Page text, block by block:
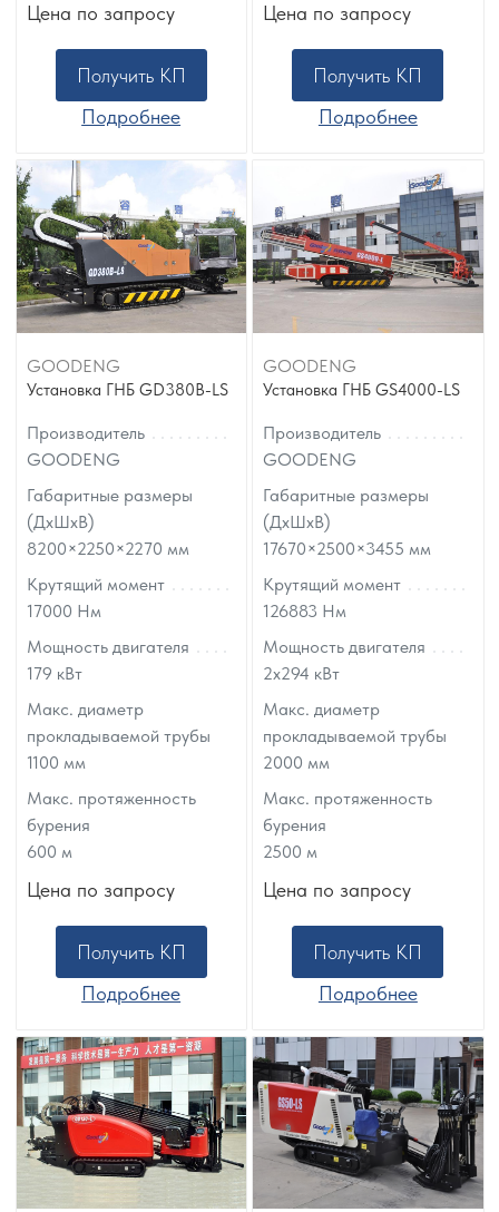
Цена по запросу
Получить КП
Подробнее
Цена по запросу
Получить КП
Подробнее
GOODENG
Установка ГНБ GD380B-LS
Производитель
GOODENG
Габаритные размеры
(ДхШхВ)
8200×2250×2270 мм
Крутящий момент
17000 Нм
Мощность двигателя
179 кВт
Макс. диаметр
прокладываемой трубы
1100 мм
Макс. протяженность
бурения
600 м
Цена по запросу
Получить КП
Подробнее
GOODENG
Установка ГНБ GS4000-LS
Производитель
GOODENG
Габаритные размеры
(ДхШхВ)
17670×2500×3455 мм
Крутящий момент
126883 Нм
Мощность двигателя
2x294 кВт
Макс. диаметр
прокладываемой трубы
2000мм
Макс. протяженность
бурения
2500м
Цена по запросу
Получить КП
Подробнее